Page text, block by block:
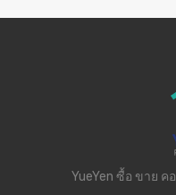
YueYen ซื้อ ขาย ค